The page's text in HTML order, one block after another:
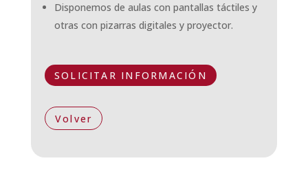
Disponemos de aulas con pantallas táctiles y
otras con pizarras digitales y proyector.
SOLICITAR INFORMACIÓN
Volver